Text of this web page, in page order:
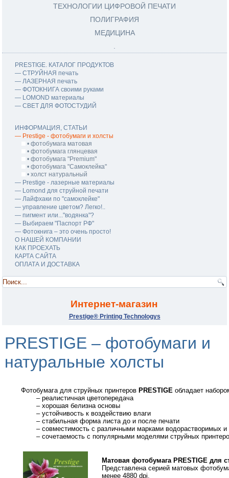
ТЕХНОЛОГИИ ЦИФРОВОЙ ПЕЧАТИ
ПОЛИГРАФИЯ
МЕДИЦИНА
PRESTIGE. КАТАЛОГ ПРОДУКТОВ
― СТРУЙНАЯ печать
― ЛАЗЕРНАЯ печать
― ФОТОКНИГА своими руками
― LOMOND материалы
― СВЕТ ДЛЯ ФОТОСТУДИЙ
ИНФОРМАЦИЯ, СТАТЬИ
― Prestige - фотобумаги и холсты
• фотобумага матовая
• фотобумага глянцевая
• фотобумага "Premium"
• фотобумага "Самоклейка"
• холст натуральный
― Prestige - лазерные материалы
― Lomond для струйной печати
― Лайфхаки по "самоклейке"
― управление цветом? Легко!..
― пигмент или..."водянка"?
― Выбираем "Паспорт РФ"
― Фотокнига – это очень просто!
О НАШЕЙ КОМПАНИИ
КАК ПРОЕХАТЬ
КАРТА САЙТА
ОПЛАТА И ДОСТАВКА
.
Интернет-магазин
Prestige® Printing Technologys
PRESTIGE – фотобумаги и
натуральные холсты
Фотобумага для струйных принтеров PRESTIGE обладает
– реалистичная цветопередача
– хорошая белизна основы
– устойчивость к воздействию влаги
– стабильная форма листа до и после печати
– совместимость с различными марками водорастворимых
– сочетаемость с популярными моделями струйных
Матовая фотобумага PRESTIGE для
Представлена серией матовых
менее 4880 dpi.